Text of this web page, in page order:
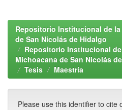
Repositorio Institucional de
de San Nicolás de Hidalgo
Repositorio Institucional
Michoacana de San Nicolás
Tesis
Maestría
Please use this identifier to cite